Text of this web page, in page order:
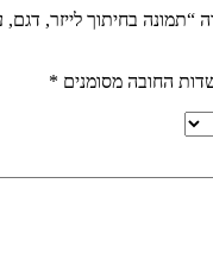
“תמונה בחיתוך לייזר, דגם,
החובה מסומנים *